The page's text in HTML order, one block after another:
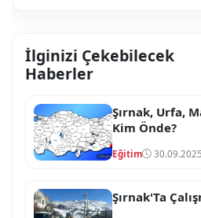
İlginizi Çekebilecek
Haberler
Şırnak, Urfa,
Kim Önde?
Eğitim 30.09.2025
Şırnak'Ta